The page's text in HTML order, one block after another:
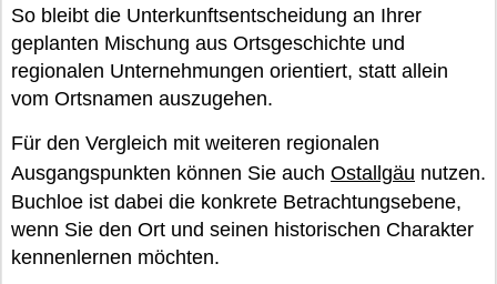
So bleibt die Unterkunftsentscheidung an Ihrer
geplanten Mischung aus Ortsgeschichte und
regionalen Unternehmungen orientiert, statt allein
vom Ortsnamen auszugehen.
Für den Vergleich mit weiteren regionalen
Ausgangspunkten können Sie auch Ostallgäu nutzen.
Buchloe ist dabei die konkrete Betrachtungsebene,
wenn Sie den Ort und seinen historischen Charakter
kennenlernen möchten.